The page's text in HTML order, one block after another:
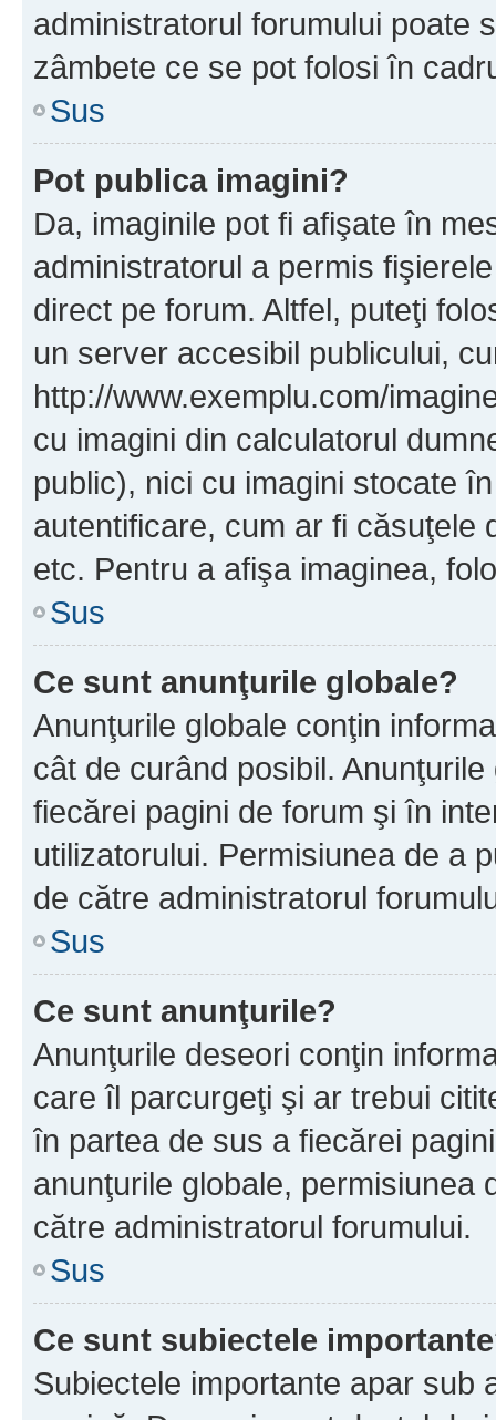
administratorul forumului poate
zâmbete ce se pot folosi în
Sus
Pot publica imagini?
Da, imaginile pot fi afişate în
administratorul a permis
direct pe forum. Altfel, puteţi
un server accesibil publicului,
http://www.exemplu.com/
cu imagini din calculatorul
public), nici cu imagini stocate
autentificare, cum ar fi căsuţele
etc. Pentru a afişa imaginea,
Sus
Ce sunt anunţurile globale?
Anunţurile globale conţin
cât de curând posibil.
fiecărei pagini de forum şi în
utilizatorului. Permisiunea de a
de către administratorul
Sus
Ce sunt anunţurile?
Anunţurile deseori conţin
care îl parcurgeţi şi ar trebui
în partea de sus a fiecărei
anunţurile globale, permisiunea
către administratorul forumului.
Sus
Ce sunt subiectele
Subiectele importante apar sub